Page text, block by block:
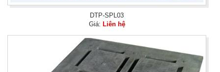
DTP-SPL03
Giá: Liên hệ